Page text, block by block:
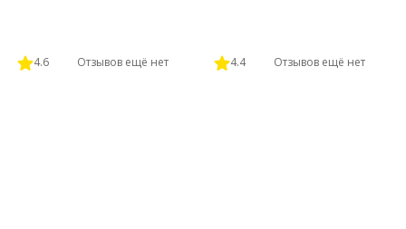
4.6 Отзывов ещё нет 4.4 Отзывов ещё нет